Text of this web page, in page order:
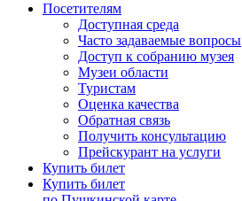
Посетителям
Доступная среда
Часто задаваемые вопросы
Доступ к собранию музея
Музеи области
Туристам
Оценка качества
Обратная связь
Получить консультацию
Прейскурант на услуги
Купить билет
Купить билет